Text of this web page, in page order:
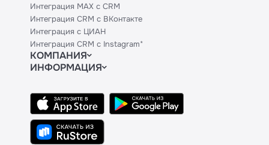
Интеграция MAX с CRM
Интеграция CRM с ВКонтакте
Интеграция с ЦИАН
Интеграция CRM с Instagram*
КОМПАНИЯ
Блог
Контакты
Политики и соглашения
Сведения об ИТ-деятельности
ИНФОРМАЦИЯ
Техническим партнерам
Тарифы
API
База знаний